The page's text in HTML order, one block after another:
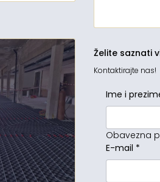
Želite saznati
Kontaktirajte nas!
Ime i
Obavezna
E-mail *